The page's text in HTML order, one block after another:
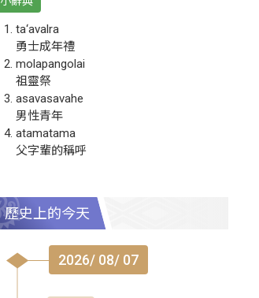
ta‘avalra
勇士成年禮
molapangolai
祖靈祭
asavasavahe
男性青年
atamatama
父字輩的稱呼
歷史上的今天
2026/ 08/ 07